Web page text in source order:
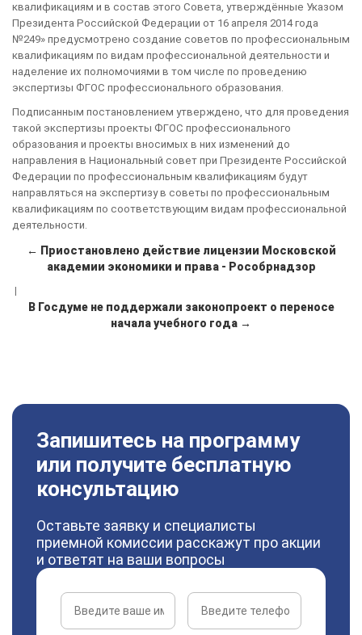
квалификациям и в состав этого Совета, утверждённые Указом
Президента Российской Федерации от 16 апреля 2014 года
№249» предусмотрено создание советов по профессиональным
квалификациям по видам профессиональной деятельности и
наделение их полномочиями в том числе по проведению
экспертизы ФГОС профессионального образования.
Подписанным постановлением утверждено, что для проведения
такой экспертизы проекты ФГОС профессионального
образования и проекты вносимых в них изменений до
направления в Национальный совет при Президенте Российской
Федерации по профессиональным квалификациям будут
направляться на экспертизу в советы по профессиональным
квалификациям по соответствующим видам профессиональной
деятельности.
← Приостановлено действие лицензии Московской
академии экономики и права - Рособрнадзор
В Госдуме не поддержали законопроект о переносе
начала учебного года →
Запишитесь на программу
или получите бесплатную
консультацию
Оставьте заявку и специалисты
приемной комиссии расскажут про акции
и ответят на ваши вопросы